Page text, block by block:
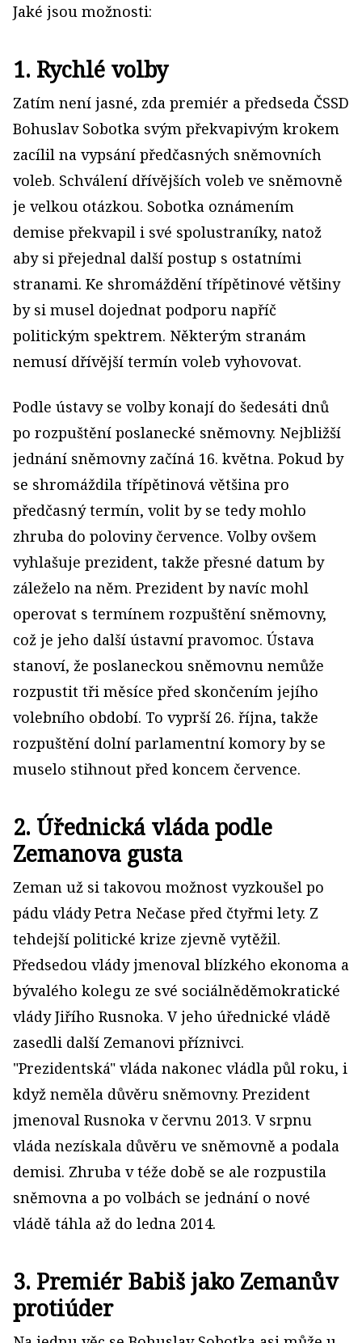
Jaké jsou možnosti:
1. Rychlé volby
Zatím není jasné, zda premiér a předseda ČSSD
Bohuslav Sobotka svým překvapivým krokem
zacílil na vypsání předčasných sněmovních
voleb. Schválení dřívějších voleb ve sněmovně
je velkou otázkou. Sobotka oznámením
demise překvapil i své spolustraníky, natož
aby si přejednal další postup s ostatními
stranami. Ke shromáždění třípětinové většiny
by si musel dojednat podporu napříč
politickým spektrem. Některým stranám
nemusí dřívější termín voleb vyhovovat.
Podle ústavy se volby konají do šedesáti dnů
po rozpuštění poslanecké sněmovny. Nejbližší
jednání sněmovny začíná 16. května. Pokud by
se shromáždila třípětinová většina pro
předčasný termín, volit by se tedy mohlo
zhruba do poloviny července. Volby ovšem
vyhlašuje prezident, takže přesné datum by
záleželo na něm. Prezident by navíc mohl
operovat s termínem rozpuštění sněmovny,
což je jeho další ústavní pravomoc. Ústava
stanoví, že poslaneckou sněmovnu nemůže
rozpustit tři měsíce před skončením jejího
volebního období. To vyprší 26. října, takže
rozpuštění dolní parlamentní komory by se
muselo stihnout před koncem července.
2. Úřednická vláda podle
Zemanova gusta
Zeman už si takovou možnost vyzkoušel po
pádu vlády Petra Nečase před čtyřmi lety. Z
tehdejší politické krize zjevně vytěžil.
Předsedou vlády jmenoval blízkého ekonoma a
bývalého kolegu ze své sociálněděmokratické
vlády Jiřího Rusnoka. V jeho úřednické vládě
zasedli další Zemanovi příznivci.
"Prezidentská" vláda nakonec vládla půl roku, i
když neměla důvěru sněmovny. Prezident
jmenoval Rusnoka v červnu 2013. V srpnu
vláda nezískala důvěru ve sněmovně a podala
demisi. Zhruba v téže době se ale rozpustila
sněmovna a po volbách se jednání o nové
vládě táhla až do ledna 2014.
3. Premiér Babiš jako Zemanův
protiúder